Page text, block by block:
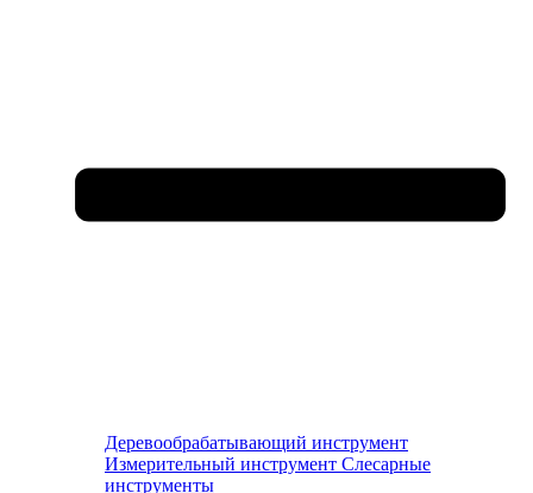
Деревообрабатывающий инструмент
Измерительный инструмент Слесарные
инструменты